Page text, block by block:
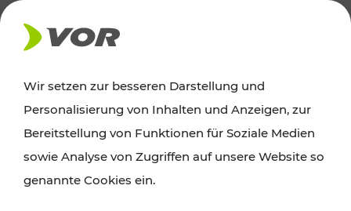
AKTUELLES
Ausflugstipps
Wien, Niederösterreich und das Burgenland
Wir setzen zur besseren Darstellung und
Personalisierung von Inhalten und Anzeigen, zur
Bereitstellung von Funktionen für Soziale Medien
sowie Analyse von Zugriffen auf unsere Website so
genannte Cookies ein.